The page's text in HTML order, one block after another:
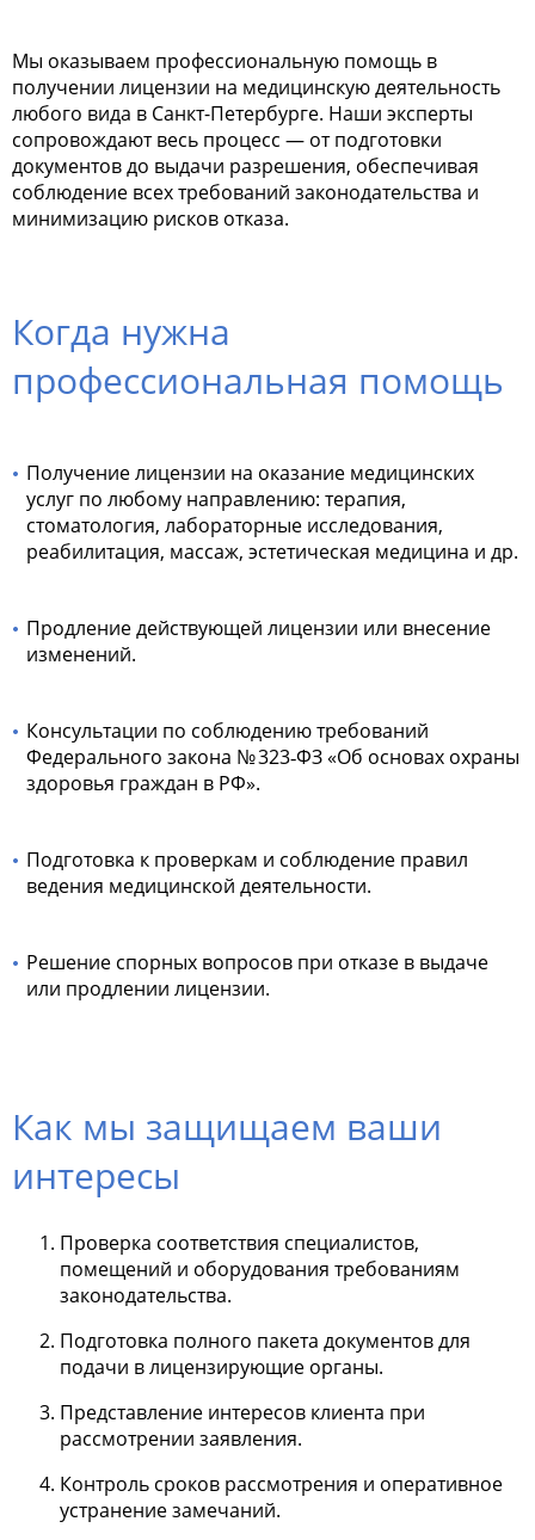
Мы оказываем профессиональную помощь в
получении лицензии на медицинскую деятельность
любого вида в Санкт-Петербурге. Наши эксперты
сопровождают весь процесс — от подготовки
документов до выдачи разрешения, обеспечивая
соблюдение всех требований законодательства и
минимизацию рисков отказа.
Когда нужна
профессиональная помощь
Получение лицензии на оказание медицинских
услуг по любому направлению: терапия,
стоматология, лабораторные исследования,
реабилитация, массаж, эстетическая медицина и др.
Продление действующей лицензии или внесение
изменений.
Консультации по соблюдению требований
Федерального закона № 323‑ФЗ «Об основах охраны
здоровья граждан в РФ».
Подготовка к проверкам и соблюдение правил
ведения медицинской деятельности.
Решение спорных вопросов при отказе в выдаче
или продлении лицензии.
Как мы защищаем ваши
интересы
Проверка соответствия специалистов,
помещений и оборудования требованиям
законодательства.
Подготовка полного пакета документов для
подачи в лицензирующие органы.
Представление интересов клиента при
рассмотрении заявления.
Контроль сроков рассмотрения и оперативное
устранение замечаний.